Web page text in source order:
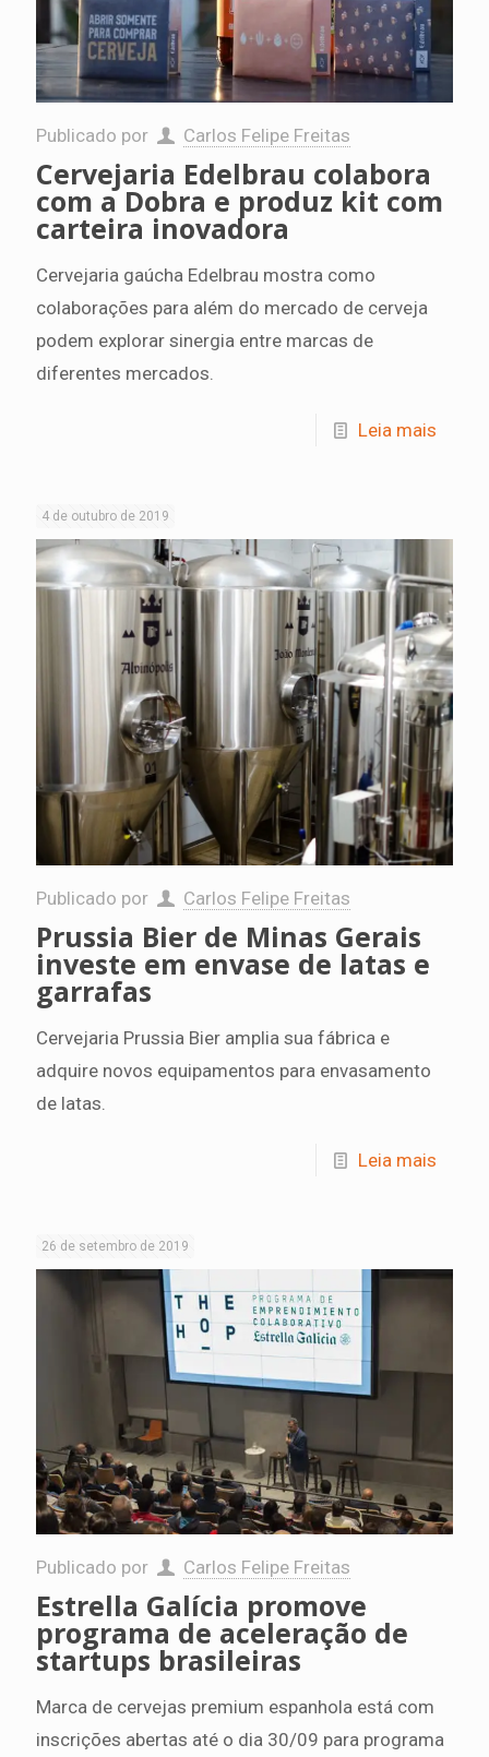
Publicado por Carlos Felipe Freitas
Cervejaria Edelbrau colabora
com a Dobra e produz kit com
carteira inovadora
Cervejaria gaúcha Edelbrau mostra como
colaborações para além do mercado de cerveja
podem explorar sinergia entre marcas de
diferentes mercados.
Leia mais
4 de outubro de 2019
Publicado por Carlos Felipe Freitas
Prussia Bier de Minas Gerais
investe em envase de latas e
garrafas
Cervejaria Prussia Bier amplia sua fábrica e
adquire novos equipamentos para envasamento
de latas.
Leia mais
26 de setembro de 2019
Publicado por Carlos Felipe Freitas
Estrella Galícia promove
programa de aceleração de
startups brasileiras
Marca de cervejas premium espanhola está com
inscrições abertas até o dia 30/09 para programa